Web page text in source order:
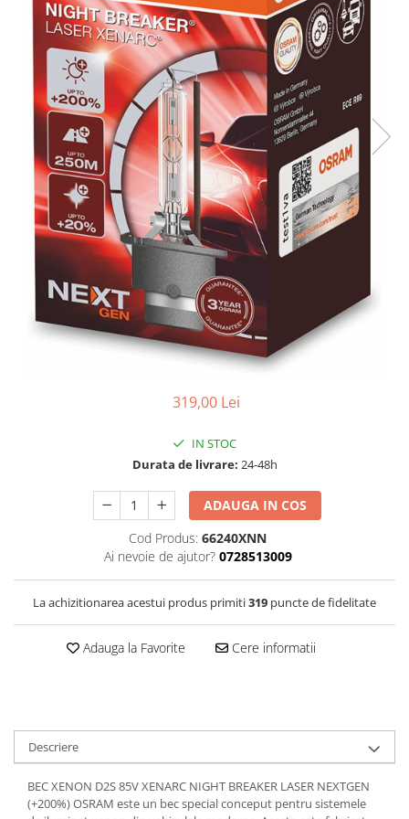
15W40
20W50
AdBlue
Aditivi Auto
Lichid de Frana
Lichid de Parbriz
Ulei Cutie de Viteze
Ulei Servodirectie
Uleiuri Hidraulice
Vaselina si Lubrifianti Auto
319,00 Lei
IN STOC
Durata de livrare: 24-48h
ADAUGA IN COS
Cod Produs: 66240XNN
Ai nevoie de ajutor? 0728513009
La achizitionarea acestui produs primiti319 puncte de fidelitate
Adauga la Favorite Cere informatii
Descriere
BEC XENON D2S 85V XENARC NIGHT BREAKER LASER NEXTGEN
(+200%) OSRAM este un bec special conceput pentru sistemele